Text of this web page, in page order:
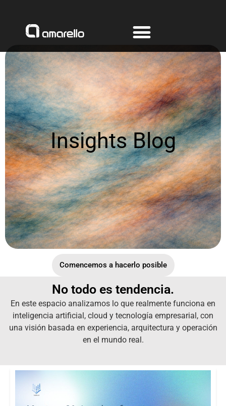
contenido
Insights Blog
Comencemos a hacerlo posible
No todo es tendencia.
En este espacio analizamos lo que realmente funciona en
inteligencia artificial, cloud y tecnología empresarial, con
una visión basada en experiencia, arquitectura y operación
en el mundo real.